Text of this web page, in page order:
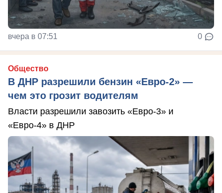
вчера в 07:51 0
Общество
В ДНР разрешили бензин «Евро-2» —
чем это грозит водителям
Власти разрешили завозить «Евро-3» и
«Евро-4» в ДНР